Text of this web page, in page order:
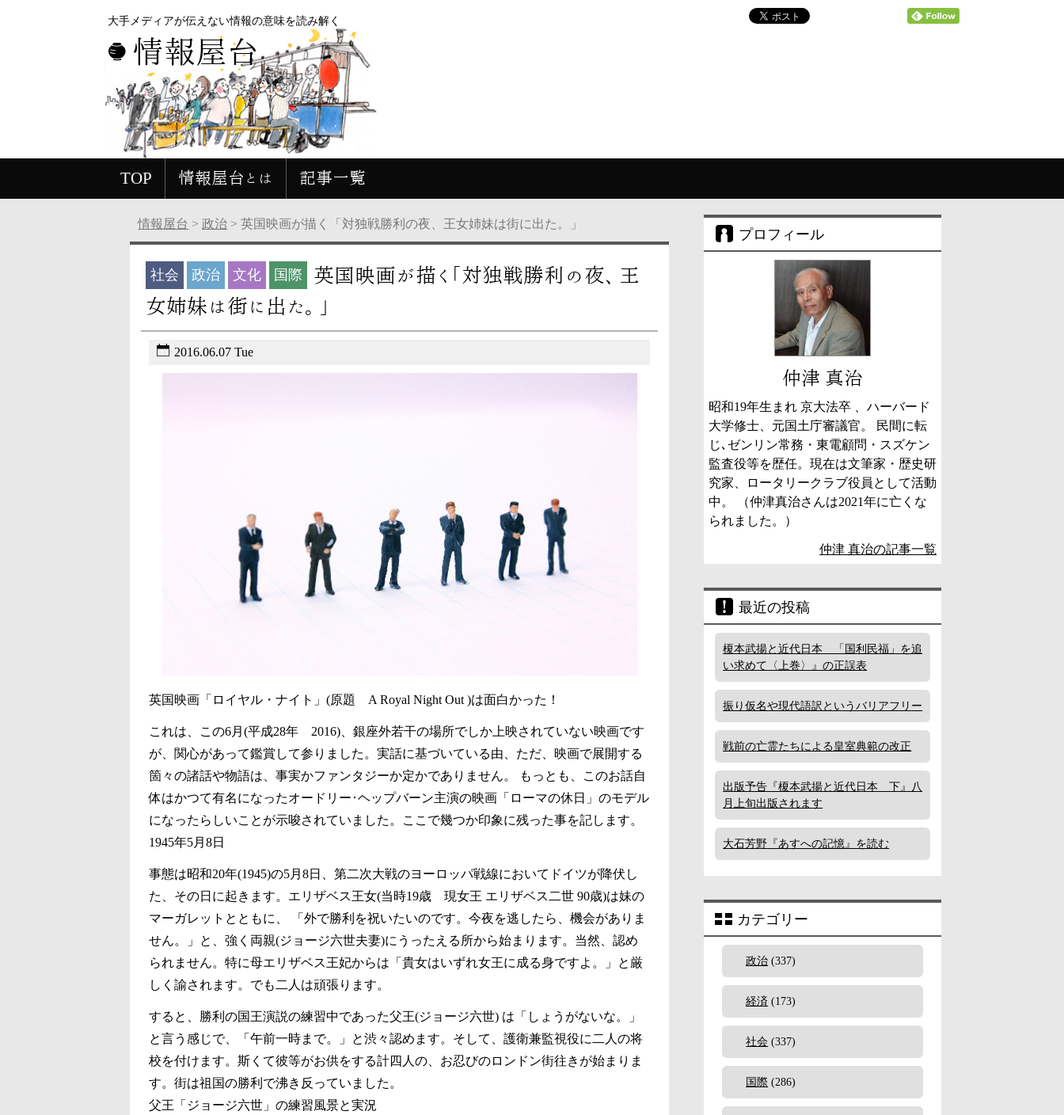
大手メディアが伝えない情報の意味を読み解く
情報屋台
TOP 情報屋台とは 記事一覧
情報屋台 >政治 >英国映画が描く「対独戦勝利の夜、王女姉妹は街に出た。」
社会 政治 文化 国際
英国映画が描く「対独戦勝利の夜、王
女姉妹は街に出た。」
2016.06.07 Tue
英国映画「ロイヤル・ナイト」(原題 A Royal Night Out )は面白かった！
これは、この6月(平成28年 2016)、銀座外若干の場所でしか上映されていない映画です
が、関心があって鑑賞して参りました。実話に基づいている由、ただ、映画で展開する
箇々の諸話や物語は、事実かファンタジーか定かでありません。 もっとも、このお話自
体はかつて有名になったオードリー･ヘップバーン主演の映画「ローマの休日」のモデル
になったらしいことが示唆されていました。ここで幾つか印象に残った事を記します。
1945年5月8日
事態は昭和20年(1945)の5月8日、第二次大戦のヨーロッパ戦線においてドイツが降伏し
た、その日に起きます。エリザベス王女(当時19歳 現女王 エリザベス二世 90歳)は妹の
マーガレットとともに、 「外で勝利を祝いたいのです。今夜を逃したら、機会がありま
せん。」と、強く両親(ジョージ六世夫妻)にうったえる所から始まります。当然、認め
られません。特に母エリザベス王妃からは「貴女はいずれ女王に成る身ですよ。」と厳
しく諭されます。でも二人は頑張ります。
すると、勝利の国王演説の練習中であった父王(ジョージ六世) は「しょうがないな。」
と言う感じで、「午前一時まで。」と渋々認めます。そして、護衛兼監視役に二人の将
校を付けます。斯くて彼等がお供をする計四人の、お忍びのロンドン街往きが始まりま
す。街は祖国の勝利で沸き反っていました。
父王「ジョージ六世」の練習風景と実況
プロフィール
仲津 真治
昭和19年生まれ 京大法卒 、ハーバード
大学修士、元国土庁審議官。 民間に転
じ､ゼンリン常務・東電顧問・スズケン
監査役等を歴任。現在は文筆家・歴史研
究家、ロータリークラブ役員として活動
中。 （仲津真治さんは2021年に亡くな
られました。）
仲津 真治の記事一覧
最近の投稿
榎本武揚と近代日本 「国利民福」を追
い求めて〈上巻〉』の正誤表
振り仮名や現代語訳というバリアフリー
戦前の亡霊たちによる皇室典範の改正
出版予告『榎本武揚と近代日本 下』八
月上旬出版されます
大石芳野『あすへの記憶』を読む
カテゴリー
政治 (337)
経済 (173)
社会 (337)
国際 (286)